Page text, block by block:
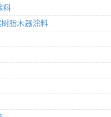
料
脂木器涂料